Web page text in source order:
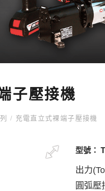
子壓接機
列/ 充電直立式裸端子壓接機
型號：
出力
圓弧壓